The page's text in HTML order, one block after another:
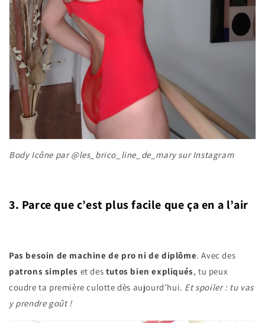
Body Icône par @les_brico_line_de_mary sur Instagram
3. Parce que c’est plus facile que ça en a l’air
Pas besoin de machine de pro ni de diplôme. Avec des
patrons simples et des tutos bien expliqués, tu peux
coudre ta première culotte dès aujourd’hui. Et spoiler : tu vas
y prendre goût !